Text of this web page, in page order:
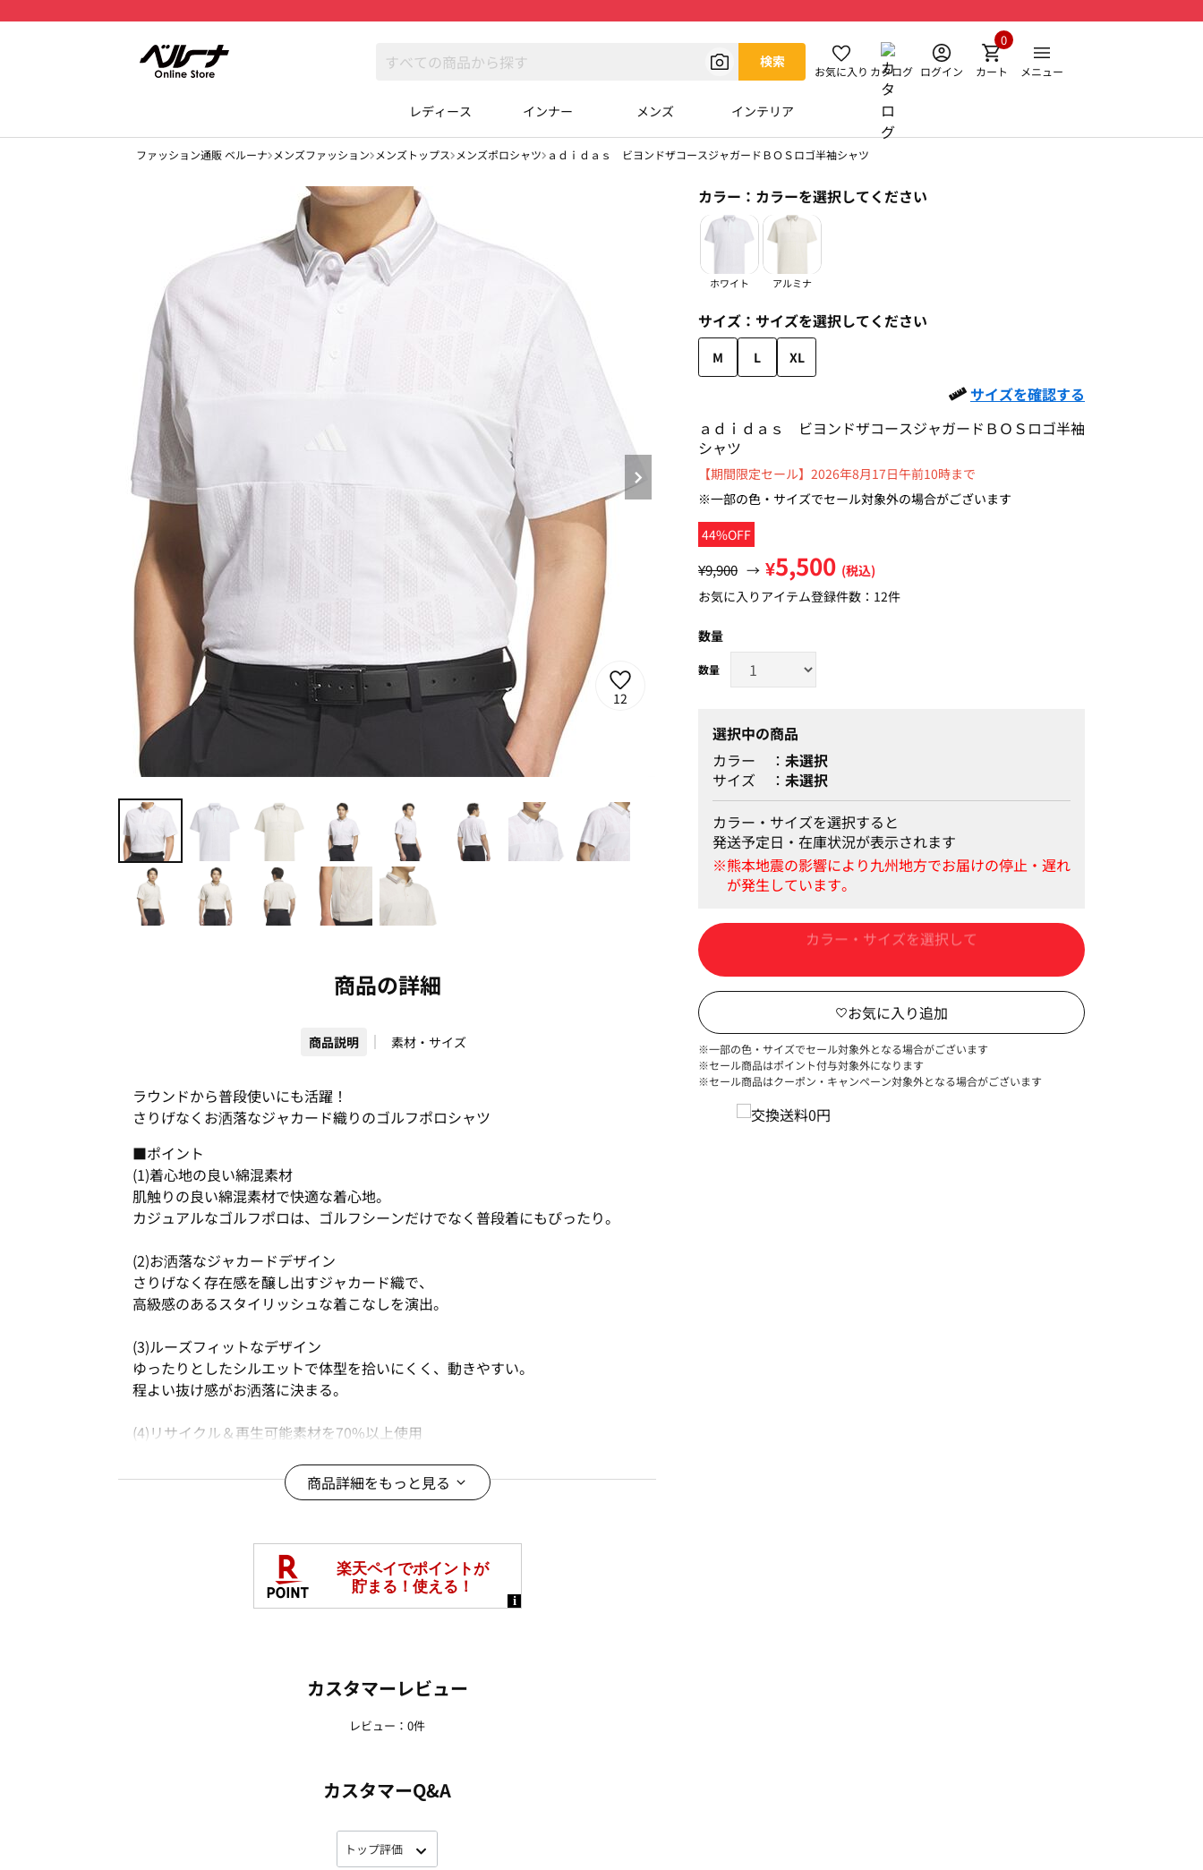
検索
お気に入り カタログ ログイン カート
0
メニュー
レディース インナー メンズ インテリア
ファッション通販 ベルーナ メンズファッション メンズトップス メンズポロシャツ ａｄｉｄａｓ ビヨンドザコースジャガードＢＯＳロゴ半袖シャツ
12
商品の詳細
商品説明 素材・サイズ
ラウンドから普段使いにも活躍！
さりげなくお洒落なジャカード織りのゴルフポロシャツ
■ポイント
(1)着心地の良い綿混素材
肌触りの良い綿混素材で快適な着心地。
カジュアルなゴルフポロは、ゴルフシーンだけでなく普段着にもぴったり。
(2)お洒落なジャカードデザイン
さりげなく存在感を醸し出すジャカード織で、
高級感のあるスタイリッシュな着こなしを演出。
(3)ルーズフィットなデザイン
ゆったりとしたシルエットで体型を拾いにくく、動きやすい。
程よい抜け感がお洒落に決まる。
(4)リサイクル＆再生可能素材を70%以上使用
して廃棄物の削減に役立てている。
また、再生可能素材を選択することは、限りある資源への依存を減らすことに
※世界共通デザインとなるため、サイズ・色・および使用が変更となる場合が
商品詳細をもっと見る
カスタマーレビュー
レビュー：0件
カスタマーQ&A
カラー： カラーを選択してください
ホワイト アルミナ
サイズ： サイズを選択してください
M L XL
サイズを確認する
ａｄｉｄａｓ ビヨンドザコースジャガードＢＯＳロゴ半袖
シャツ
44%OFF
【期間限定セール】2026年8月17日午前10時まで
※一部の色・サイズでセール対象外の場合がございます
¥9,900 → ¥5,500 (税込)
お気に入りアイテム登録件数： 12件
数量
選択中の商品
カラー
未選択
サイズ
未選択
カラー・サイズを選択すると
発送予定日・在庫状況が表示されます
カートに入れる
※一部の色・サイズでセール対象外となる場合がございます
※セール商品はポイント付与対象外になります
※セール商品はクーポン・キャンペーン対象外となる場合がございます